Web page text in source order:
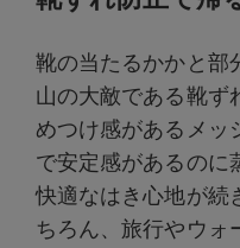
靴の当たるかかと部
山の大敵である靴ず
めつけ感があるメッ
で安定感があるのに
快適なはき心地が続
ちろん、旅行やウォ